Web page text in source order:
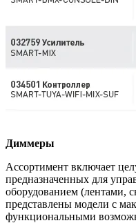
Диммеры
Ассортимент включает
предназначенных для
оборудованием (лентами,
представлены модели с
функциональными